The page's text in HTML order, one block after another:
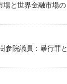
場と世界金融市場の
参院議員：暴行罪と